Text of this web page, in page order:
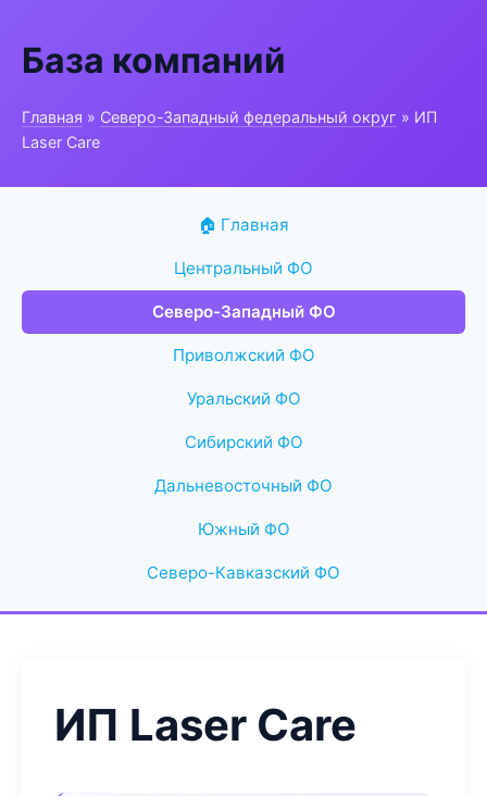
База компаний
Главная » Северо-Западный федеральный округ » ИП
Laser Care
🏠 Главная
Центральный ФО
Северо-Западный ФО
Приволжский ФО
Уральский ФО
Сибирский ФО
Дальневосточный ФО
Южный ФО
Северо-Кавказский ФО
ИП Laser Care